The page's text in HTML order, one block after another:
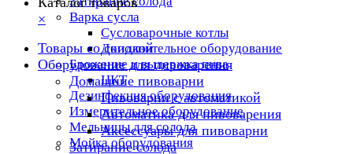
Варка сусла
Cусловарочные котлы
Дополнительное оборудование
Брожение и выдержка пива
ЦКТ
Дезинфекция оборудования
Измерительное оборудование
Мельницы для солода
Мойка оборудования
×
Товары со скидкой
Оборудование для пивоварения
Домашние пивоварни
Пивоварни с автоматикой
Автоматика для пивоварения
Аксессуары для пивоварни
Затирание солода